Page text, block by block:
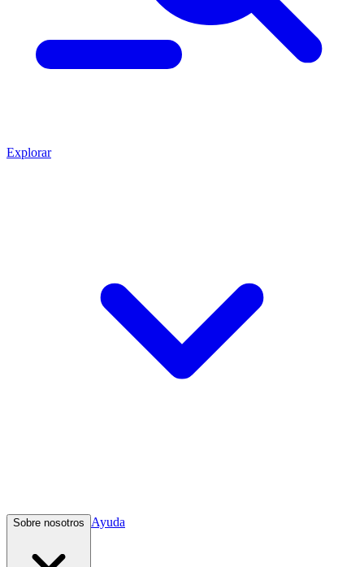
Explorar
Sobre nosotros Ayuda